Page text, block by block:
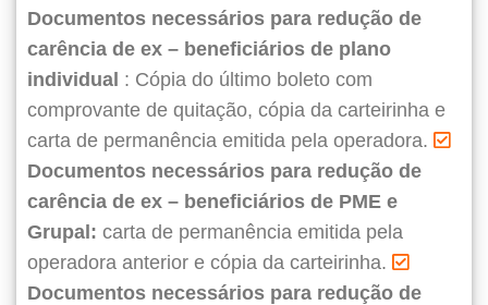
Documentos necessários para redução de
carência de ex – beneficiários de plano
individual : Cópia do último boleto com
comprovante de quitação, cópia da carteirinha e
carta de permanência emitida pela operadora.
Documentos necessários para redução de
carência de ex – beneficiários de PME e
Grupal: carta de permanência emitida pela
operadora anterior e cópia da carteirinha.
Documentos necessários para redução de